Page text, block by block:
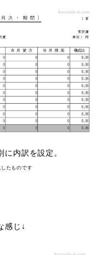
内訳を設定。
たものです
感じ↓